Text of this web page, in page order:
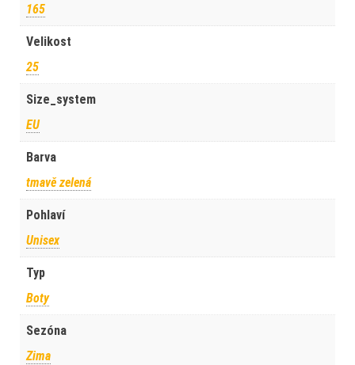
165
Velikost
25
Size_system
EU
Barva
tmavě zelená
Pohlaví
Unisex
Typ
Boty
Sezóna
Zima